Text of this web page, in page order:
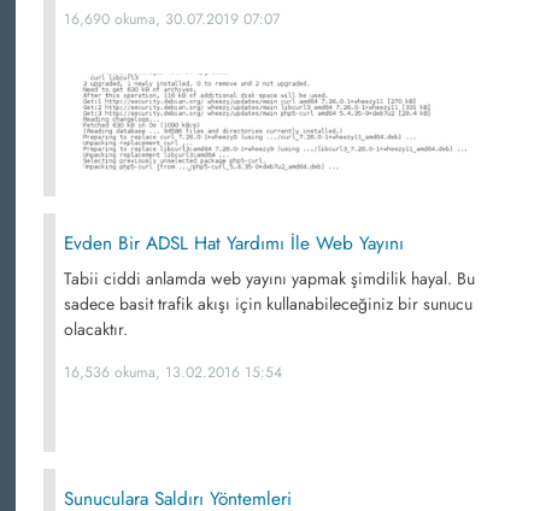
16,690 okuma, 30.07.2019 07:07
Evden Bir ADSL Hat Yardımı İle Web Yayını
Tabii ciddi anlamda web yayını yapmak şimdilik hayal. Bu
sadece basit trafik akışı için kullanabileceğiniz bir sunucu
olacaktır.
16,536 okuma, 13.02.2016 15:54
Sunuculara Saldırı Yöntemleri